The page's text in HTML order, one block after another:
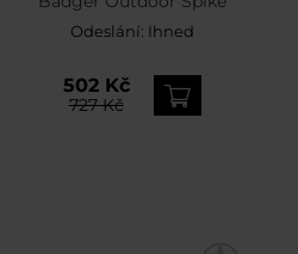
Odeslání: Ihned
502 Kč
727 Kč